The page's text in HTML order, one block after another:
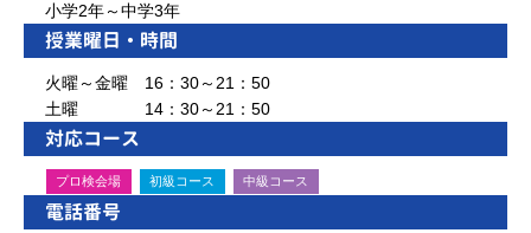
小学2年～中学3年
授業曜日・時間
火曜～金曜 16：30～21：50
土曜 14：30～21：50
対応コース
プロ検会場 初級コース 中級コース
電話番号